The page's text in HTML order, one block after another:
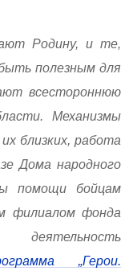
Родину, и те,
полезным для
всестороннюю
Механизмы
близких, работа
Дома народного
помощи бойцам
филиалом фонда
„Герои.